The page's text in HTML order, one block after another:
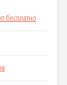
бесплатно